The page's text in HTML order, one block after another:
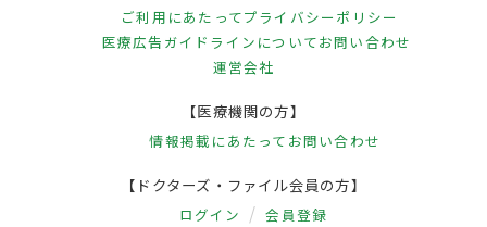
ご利用にあたってプライバシーポリシー
医療広告ガイドラインについてお問い合わせ
運営会社
【医療機関の方】
情報掲載にあたって お問い合わせ
【ドクターズ・ファイル会員の方】
ログイン 会員登録